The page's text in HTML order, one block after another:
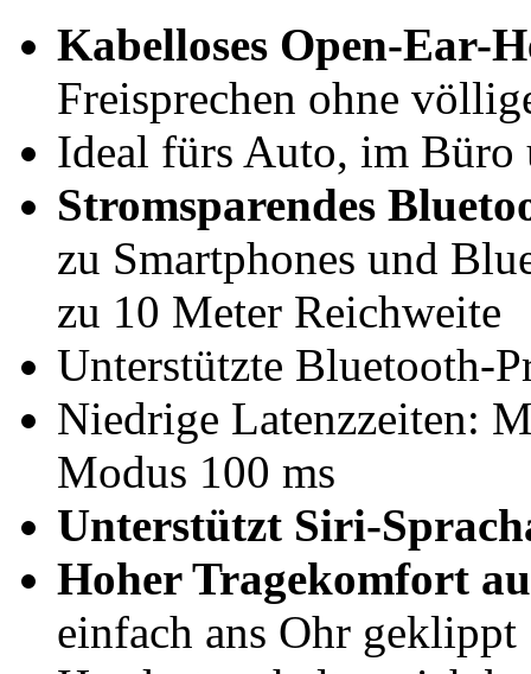
Kabelloses Open-Ear-
Freisprechen ohne
Ideal fürs Auto, im Büro
Stromsparendes
zu Smartphones und
zu 10 Meter Reichweite
Unterstützte Bluetooth-
Niedrige Latenzzeiten:
Modus 100 ms
Unterstützt Siri-
Hoher Tragekomfort
einfach ans Ohr geklippt